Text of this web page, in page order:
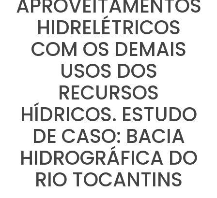
APROVEITAMENTOS
HIDRELÉTRICOS
COM OS DEMAIS
USOS DOS
RECURSOS
HÍDRICOS. ESTUDO
DE CASO: BACIA
HIDROGRÁFICA DO
RIO TOCANTINS